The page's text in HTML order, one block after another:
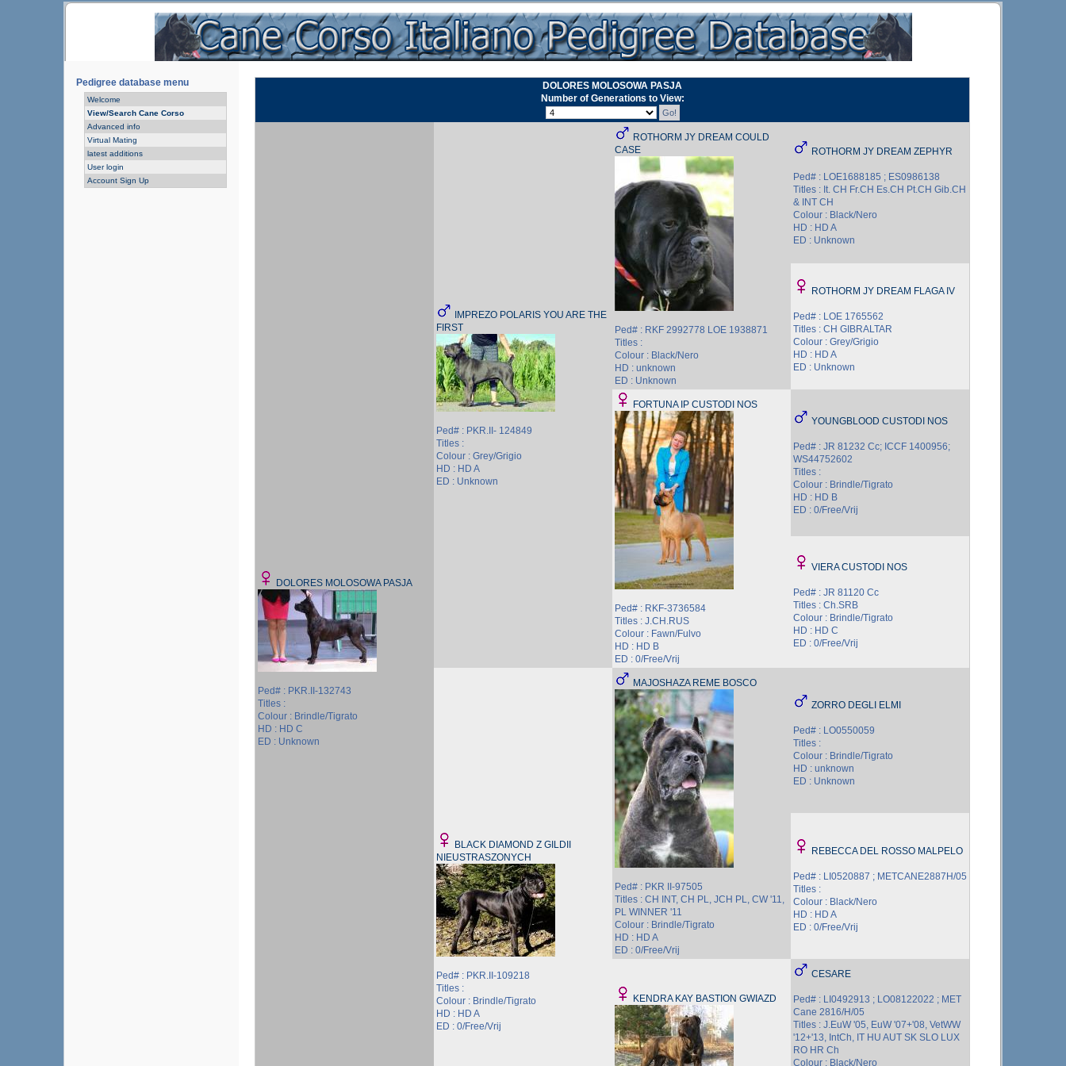
Pedigree database menu
Welcome
View/Search Cane Corso
Advanced info
Virtual Mating
latest additions
User login
Account Sign Up
DOLORES MOLOSOWA PASJA
Number of Generations to View:
DOLORES MOLOSOWA PASJA
Ped# : PKR.II-132743
Titles :
Colour : Brindle/Tigrato
HD : HD C
ED : Unknown
IMPREZO POLARIS YOU ARE THE
FIRST
Ped# : PKR.II- 124849
Titles :
Colour : Grey/Grigio
HD : HD A
ED : Unknown
ROTHORM JY DREAM COULD
CASE
Ped# : RKF 2992778 LOE 1938871
Titles :
Colour : Black/Nero
HD : unknown
ED : Unknown
ROTHORM JY DREAM ZEPHYR
Ped# : LOE1688185 ; ES0986138
Titles : It. CH Fr.CH Es.CH Pt.CH Gib.CH
& INT CH
Colour : Black/Nero
HD : HD A
ED : Unknown
ROTHORM JY DREAM FLAGA IV
Ped# : LOE 1765562
Titles : CH GIBRALTAR
Colour : Grey/Grigio
HD : HD A
ED : Unknown
FORTUNA IP CUSTODI NOS
Ped# : RKF-3736584
Titles : J.CH.RUS
Colour : Fawn/Fulvo
HD : HD B
ED : 0/Free/Vrij
YOUNGBLOOD CUSTODI NOS
Ped# : JR 81232 Cc; ICCF 1400956;
WS44752602
Titles :
Colour : Brindle/Tigrato
HD : HD B
ED : 0/Free/Vrij
VIERA CUSTODI NOS
Ped# : JR 81120 Cc
Titles : Ch.SRB
Colour : Brindle/Tigrato
HD : HD C
ED : 0/Free/Vrij
BLACK DIAMOND Z GILDII
NIEUSTRASZONYCH
Ped# : PKR.II-109218
Titles :
Colour : Brindle/Tigrato
HD : HD A
ED : 0/Free/Vrij
MAJOSHAZA REME BOSCO
Ped# : PKR II-97505
Titles : CH INT, CH PL, JCH PL, CW '11,
PL WINNER '11
Colour : Brindle/Tigrato
HD : HD A
ED : 0/Free/Vrij
ZORRO DEGLI ELMI
Ped# : LO0550059
Titles :
Colour : Brindle/Tigrato
HD : unknown
ED : Unknown
REBECCA DEL ROSSO MALPELO
Ped# : LI0520887 ; METCANE2887H/05
Titles :
Colour : Black/Nero
HD : HD A
ED : 0/Free/Vrij
KENDRA KAY BASTION GWIAZD
CESARE
Ped# : LI0492913 ; LO08122022 ; MET
Cane 2816/H/05
Titles : J.EuW '05, EuW '07+'08, VetWW
'12+'13, IntCh, IT HU AUT SK SLO LUX
RO HR Ch
Colour : Black/Nero